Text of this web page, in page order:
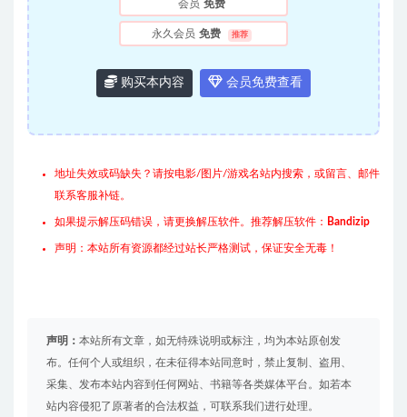
会员 免费
永久会员 免费 推荐
购买本内容 会员免费查看
地址失效或码缺失？请按电影/图片/游戏名站内搜索，或留言、邮件
联系客服补链。
如果提示解压码错误，请更换解压软件。推荐解压软件： Bandizip
声明：本站所有资源都经过站长严格测试，保证安全无毒！
声明： 本站所有文章，如无特殊说明或标注，均为本站原创发
布。任何个人或组织，在未征得本站同意时，禁止复制、盗用、
采集、发布本站内容到任何网站、书籍等各类媒体平台。如若本
站内容侵犯了原著者的合法权益，可联系我们进行处理。